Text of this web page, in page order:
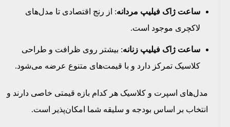
ساعت ژاک فیلیپ مردانه: از رنج اقتصادی تا مدل‌های
لاکچری موجود است.
ساعت ژاک فیلیپ زنانه: بیشتر روی ظرافت و طراحی
کلاسیک تمرکز دارد و با قیمت‌های متنوع عرضه می‌شود.
مدل‌های اسپرت و کلاسیک هر کدام بازه قیمتی خاصی دارند و
انتخاب بر اساس بودجه و سلیقه شما امکان‌پذیر است.